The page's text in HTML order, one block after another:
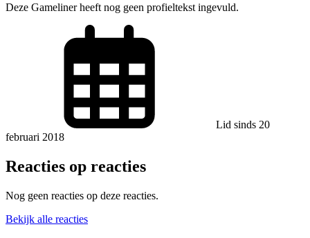
Deze Gameliner heeft nog geen profieltekst ingevuld.
Lid sinds 20
februari 2018
Reacties op reacties
Nog geen reacties op deze reacties.
Bekijk alle reacties